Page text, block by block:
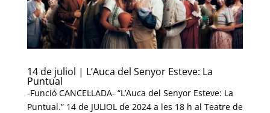
14 de juliol | L’Auca del Senyor Esteve: La
Puntual
-Funció CANCEL·LADA- “L’Auca del Senyor Esteve: La
Puntual.” 14 de JULIOL de 2024 a les 18 h al Teatre de